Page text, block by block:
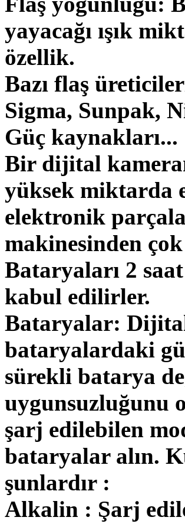
yayacağı ışık
özellik.
Bazı flaş
Sigma, Sunpak,
Güç kaynakları...
Bir dijital
yüksek miktarda
elektronik
makinesinden
Bataryaları 2
kabul edilirler.
Bataryalar:
bataryalardaki
sürekli batarya
uygunsuzluğunu
şarj edilebilen
bataryalar alın.
şunlardır :
Alkalin : Şarj